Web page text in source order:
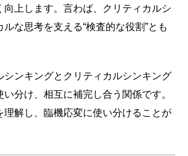
向上します。言わば、クリティカルシ
な思考を支える“検査的な役割”とも
シンキングとクリティカルシンキング
分け、相互に補完し合う関係です。
理解し、臨機応変に使い分けることが